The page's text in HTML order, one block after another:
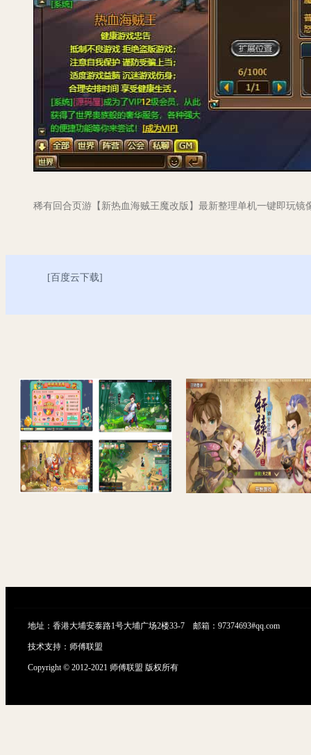
稀有回合页游【新热血海贼王魔改版】最新整理单机一键即玩
[ 百度云下载]
地址：香港大埔安泰路1号大埔广场2楼33-7 邮箱：97374693#qq.com
技术支持： 师傅联盟
Copyright © 2012-2021 师傅联盟 版权所有